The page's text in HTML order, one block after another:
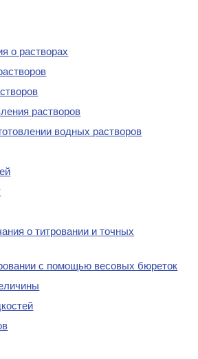
о растворах
растворов
водных растворов
о титровании и точных
с помощью весовых бюреток